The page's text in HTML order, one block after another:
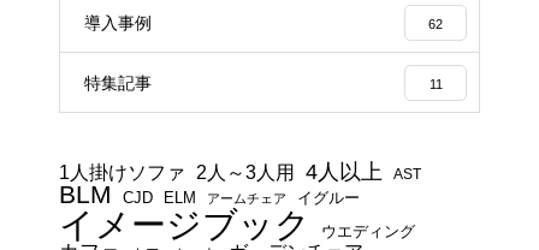
導入事例 62
特集記事 11
1人掛けソファ 2人～3人用 4人以上 AST
BLM CJD ELM アームチェア イグルー
イメージブック ウエディング